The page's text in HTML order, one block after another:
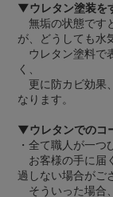
▼ウレタン塗装を
無垢の状態です
が、どうしても水
ウレタン塗料で
く、
更に防カビ効果
なります。
▼ウレタンでのコ
・全て職人が一つ
お客様の手に届
過しない場合がご
そういった場合